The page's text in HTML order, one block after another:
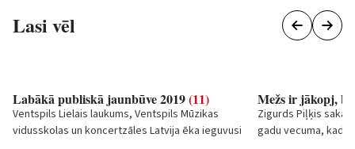
Lasi vēl
Labākā publiskā jaunbūve 2019(11)
Ventspils Lielais laukums, Ventspils Mūzikas
vidusskolas un koncertzāles Latvija ēka ieguvusi
Mežs ir jākopj,
Zigurds Piļķis saka,
gadu vecuma, kad